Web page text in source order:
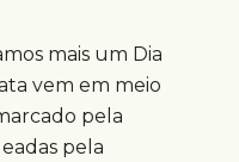
mais um Dia
vem em meio
pela
pela